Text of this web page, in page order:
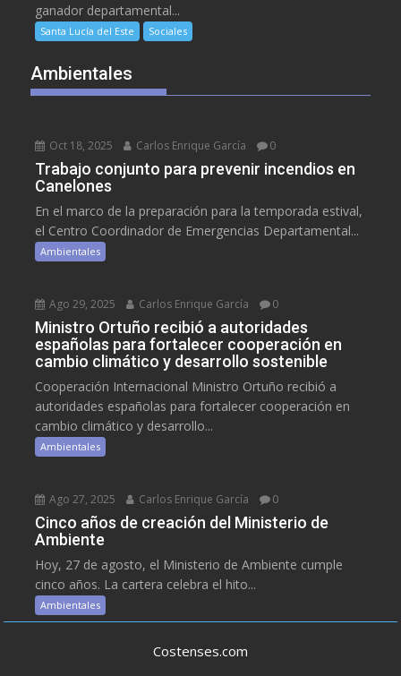
ganador departamental...
Santa Lucía del Este Sociales
Ambientales
Oct 18, 2025 Carlos Enrique García 0
Trabajo conjunto para prevenir incendios en
Canelones
En el marco de la preparación para la temporada estival,
el Centro Coordinador de Emergencias Departamental...
Ambientales
Ago 29, 2025 Carlos Enrique García 0
Ministro Ortuño recibió a autoridades
españolas para fortalecer cooperación en
cambio climático y desarrollo sostenible
Cooperación Internacional Ministro Ortuño recibió a
autoridades españolas para fortalecer cooperación en
cambio climático y desarrollo...
Ambientales
Ago 27, 2025 Carlos Enrique García 0
Cinco años de creación del Ministerio de
Ambiente
Hoy, 27 de agosto, el Ministerio de Ambiente cumple
cinco años. La cartera celebra el hito...
Ambientales
Costenses.com